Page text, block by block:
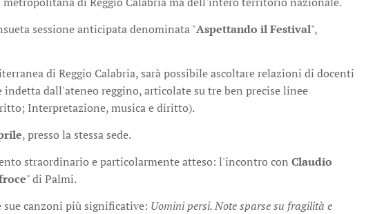
sessione anticipata denominata "Aspettando il Festival",
di Reggio Calabria, sarà possibile ascoltare relazioni di docenti
indetta dall'ateneo reggino, articolate su tre ben precise linee
Interpretazione, musica e diritto).
, presso la stessa sede.
straordinario e particolarmente atteso: l'incontro con Claudio
" di Palmi.
canzoni più significative: Uomini persi. Note sparse su fragilità e